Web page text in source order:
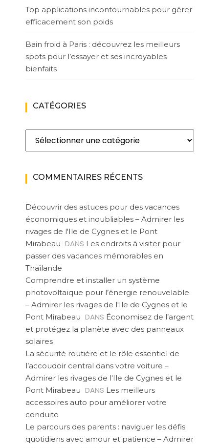
Top applications incontournables pour gérer
efficacement son poids
Bain froid à Paris : découvrez les meilleurs
spots pour l’essayer et ses incroyables
bienfaits
CATÉGORIES
Catégories
COMMENTAIRES RÉCENTS
Découvrir des astuces pour des vacances
économiques et inoubliables – Admirer les
rivages de l'Ile de Cygnes et le Pont
Mirabeau DANS Les endroits à visiter pour
passer des vacances mémorables en
Thaïlande
Comprendre et installer un système
photovoltaïque pour l’énergie renouvelable
– Admirer les rivages de l'Ile de Cygnes et le
Pont Mirabeau DANS Économisez de l’argent
et protégez la planète avec des panneaux
solaires
La sécurité routière et le rôle essentiel de
l’accoudoir central dans votre voiture –
Admirer les rivages de l'Ile de Cygnes et le
Pont Mirabeau DANS Les meilleurs
accessoires auto pour améliorer votre
conduite
Le parcours des parents : naviguer les défis
quotidiens avec amour et patience – Admirer